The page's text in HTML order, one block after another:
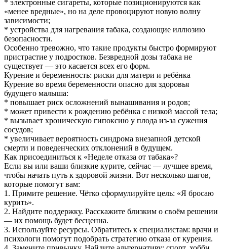
* электронные сигареты, которые позиционируются как
«менее вредные», но на деле провоцируют новую волну
зависимости;
* устройства для нагревания табака, создающие иллюзию
безопасности.
Особенно тревожно, что такие продукты быстро формируют
пристрастие у подростков. Безвредной дозы табака не
существует — это касается всех его форм.
Курение и беременность: риски для матери и ребёнка
Курение во время беременности опасно для здоровья
будущего малыша:
* повышает риск осложнений вынашивания и родов;
* может привести к рождению ребёнка с низкой массой тела;
* вызывает хроническую гипоксию у плода из‑за сужения
сосудов;
* увеличивает вероятность синдрома внезапной детской
смерти и поведенческих отклонений в будущем.
Как присоединиться к «Неделе отказа от табака»?
Если вы или ваши близкие курите, сейчас — лучшее время,
чтобы начать путь к здоровой жизни. Вот несколько шагов,
которые помогут вам:
1. Примите решение. Чётко сформулируйте цель: «Я бросаю
курить».
2. Найдите поддержку. Расскажите близким о своём решении
— их помощь будет бесценна.
3. Используйте ресурсы. Обратитесь к специалистам: врачи и
психологи помогут подобрать стратегию отказа от курения.